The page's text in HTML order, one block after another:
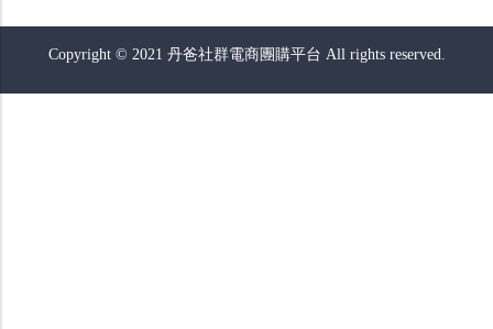
Copyright © 2021 丹爸社群電商團購平台 All rights reserved.